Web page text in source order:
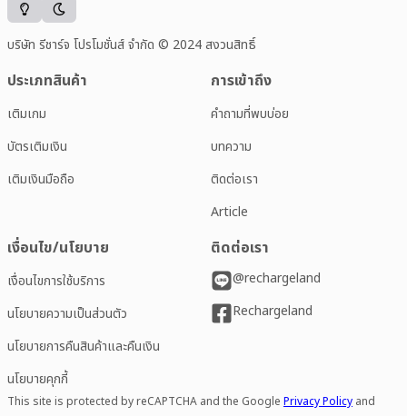
บริษัท รีชาร์จ โปรโมชั่นส์ จำกัด © 2024 สงวนสิทธิ์
ประเภทสินค้า
เติมเกม
บัตรเติมเงิน
เติมเงินมือถือ
การเข้าถึง
คำถามที่พบบ่อย
บทความ
ติดต่อเรา
Article
เงื่อนไข/นโยบาย
เงื่อนไขการใช้บริการ
นโยบายความเป็นส่วนตัว
นโยบายการคืนสินค้าและคืนเงิน
นโยบายคุกกี้
ติดต่อเรา
@rechargeland
Rechargeland
This site is protected by reCAPTCHA and the Google Privacy Policy and